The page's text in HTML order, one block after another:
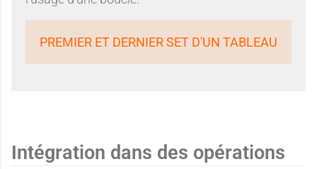
PREMIER ET DERNIER SET D'UN TABLEAU
Intégration dans des opérations